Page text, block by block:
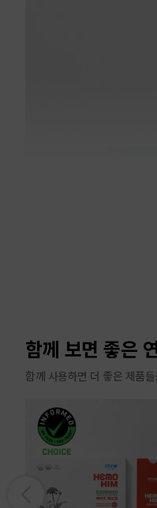
함께 보면 좋은
함께 사용하면 더 좋은 제품